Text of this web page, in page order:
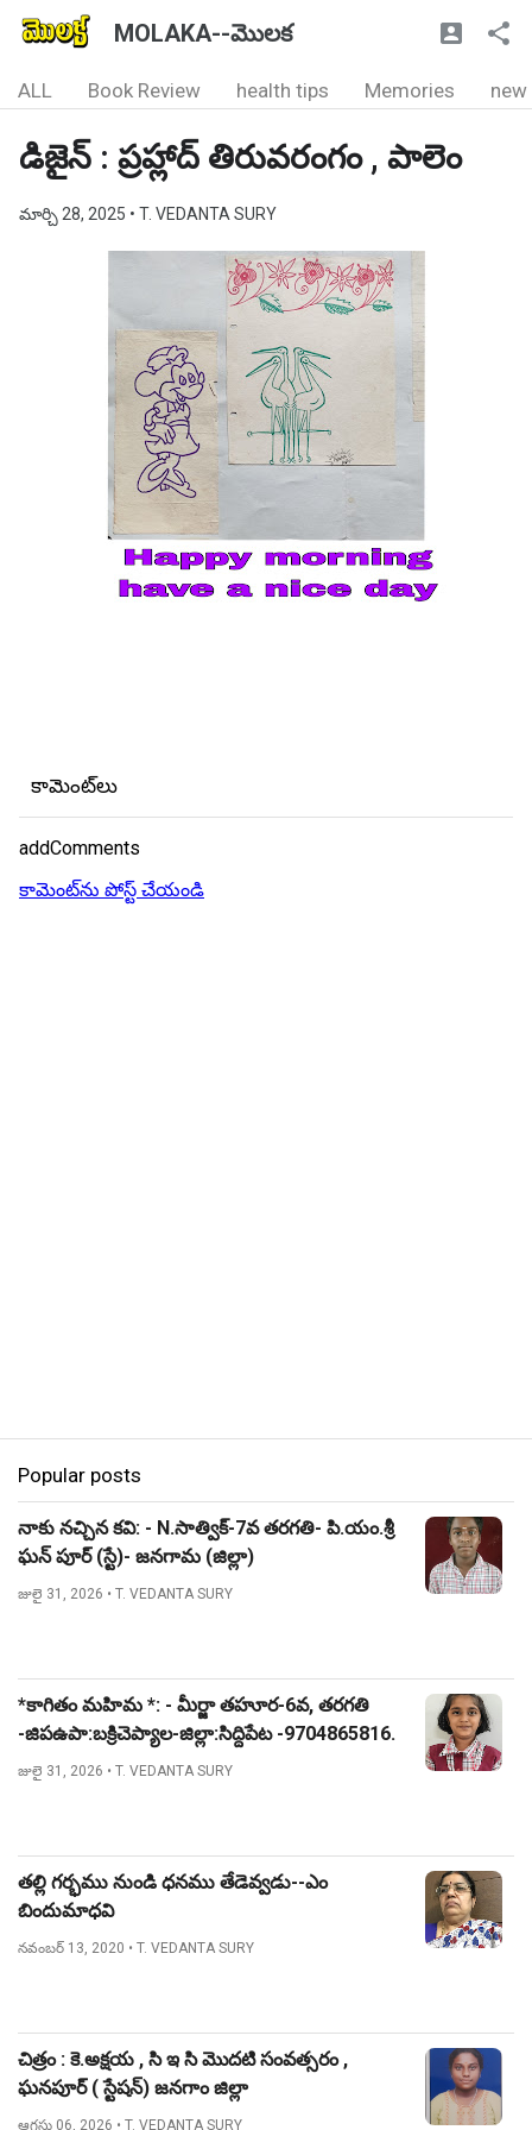
MOLAKA--మొలక
ALL Book Review health tips Memories new
డిజైన్ : ప్రహ్లాద్ తిరువరంగం , పాలెం
మార్చి 28, 2025 • T. VEDANTA SURY
కామెంట్‌లు
addComments
కామెంట్‌ను పోస్ట్ చేయండి
Popular posts
నాకు నచ్చిన కవి: - N.సాత్విక్-7వ తరగతి- పి.యం.శ్రీ
ఘన్ పూర్ (స్టే)- జనగామ (జిల్లా)
జులై 31, 2026 • T. VEDANTA SURY
*కాగితం మహిమ *: - మీర్జా తహూర-6వ, తరగతి
-జిపఉపా:బక్రిచెప్యాల-జిల్లా:సిద్దిపేట -9704865816.
జులై 31, 2026 • T. VEDANTA SURY
తల్లి గర్భము నుండి ధనము తేడెవ్వడు--ఎం
బిందుమాధవి
నవంబర్ 13, 2020 • T. VEDANTA SURY
చిత్రం : కె.అక్షయ , సి ఇ సి మొదటి సంవత్సరం ,
ఘనపూర్ ( స్టేషన్) జనగాం జిల్లా
ఆగస్టు 06, 2026 • T. VEDANTA SURY